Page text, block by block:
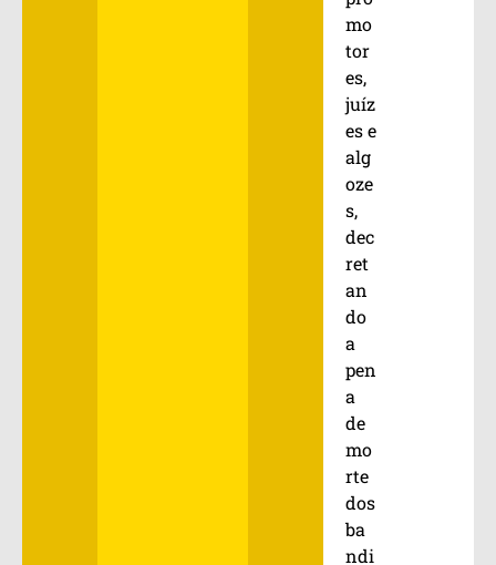
mo
tor
es,
juíz
es e
alg
oze
s,
dec
ret
an
do
a
pen
a
de
mo
rte
dos
ba
ndi